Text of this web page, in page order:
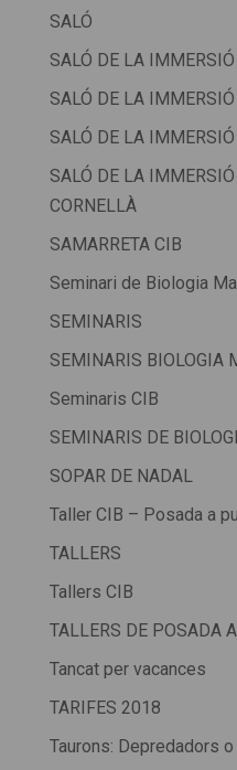
SALÓ
SALÓ DE LA IMMERSIÓ
SALÓ DE LA
SALÓ DE LA
SALÓ DE LA
CORNELLÀ
SAMARRETA CIB
Seminari de Biologia
SEMINARIS
SEMINARIS BIOLOGIA
Seminaris CIB
SEMINARIS DE
SOPAR DE NADAL
Taller CIB – Posada a
TALLERS
Tallers CIB
TALLERS DE POSADA
Tancat per vacances
TARIFES 2018
Taurons: Depredadors